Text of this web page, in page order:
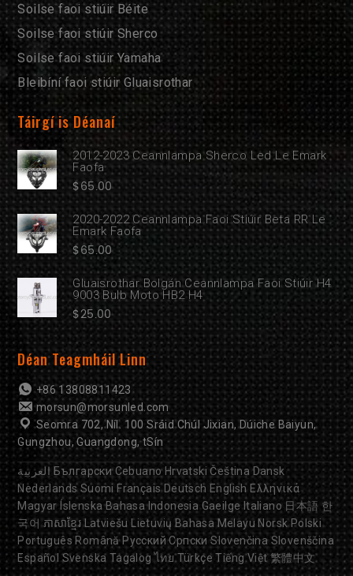
Soilse faoi stiúir Béite
Soilse faoi stiúir Sherco
Soilse faoi stiúir Yamaha
Bleibíní faoi stiúir Gluaisrothar
Táirgí is Déanaí
2012-2023 Ceannlampa Sherco Led Le Emark
Faofa
$65.00
2020-2022 Ceannlampa Faoi Stiúir Beta RR Le
Emark Faofa
$65.00
Gluaisrothar Bolgán Ceannlampa Faoi Stiúir H4
9003 Bulb Moto HB2 H4
$25.00
Déan Teagmháil Linn
+86 13808811423
morsun@morsunled.com
Seomra 702, Níl. 100 Sráid Chúl Jixian, Dúiche Baiyun,
Gungzhou, Guangdong, tSín
العربية Български Cebuano Hrvatski Čeština Dansk
Nederlands Suomi Français Deutsch English Ελληνικά
Magyar Íslenska Bahasa Indonesia Gaeilge Italiano 日本語 한
국어 ភាសាខ្មែរ Latviešu Lietuvių Bahasa Melayu Norsk Polski
Português Română Русский Српски Slovenčina Slovenščina
Español Svenska Tagalog ไทย Türkçe Tiếng Việt 繁體中文